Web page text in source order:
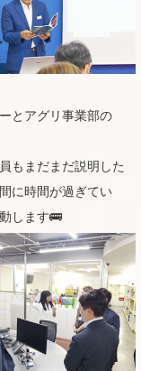
とアグリ事業部の
もまだまだ説明した
に時間が過ぎてい
します🚌